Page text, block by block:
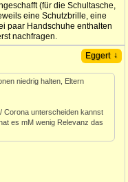
(für die Schultasche,
eine Schutzbrille, eine
paar Handschuhe enthalten
nachfragen.
Eggert ↓
niedrig halten, Eltern
Corona unterscheiden kannst
es mM wenig Relevanz das